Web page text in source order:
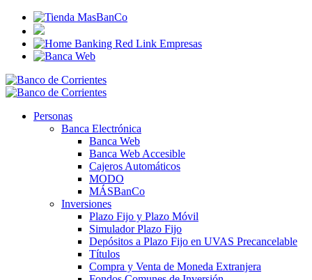
Personas
Banca Electrónica
Banca Web
Banca Web Accesible
Cajeros Automáticos
MODO
MÁSBanCo
Inversiones
Plazo Fijo y Plazo Móvil
Simulador Plazo Fijo
Depósitos a Plazo Fijo en UVAS Precancelable
Títulos
Compra y Venta de Moneda Extranjera